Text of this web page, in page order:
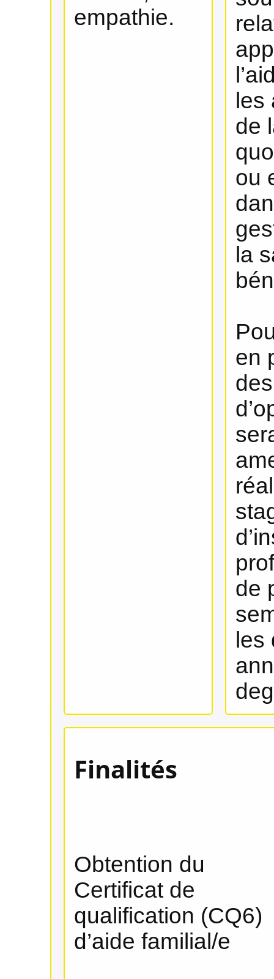
empathie.
les
de
ou
la
en
de
les
Finalités
Obtention du
Certificat de
qualification (CQ6)
d’aide familial/e